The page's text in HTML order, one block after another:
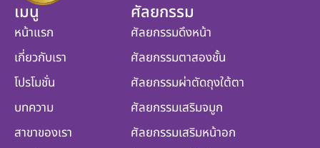
เมนู
หน้าแรก
เกี่ยวกับเรา
โปรโมชั่น
บทความ
สาขาของเรา
ศัลยกรรม
ศัลยกรรมดึงหน้า
ศัลยกรรมตาสองชั้น
ศัลยกรรมผ่าตัดถุงใต้ตา
ศัลยกรรมเสริมจมูก
ศัลยกรรมเสริมหน้าอก